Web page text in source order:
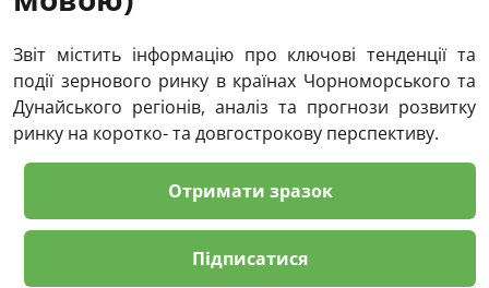
Звіт містить інформацію про ключові тенденції та
події зернового ринку в країнах Чорноморського та
Дунайського регіонів, аналіз та прогнози розвитку
ринку на коротко- та довгострокову перспективу.
Отримати зразок
Підписатися